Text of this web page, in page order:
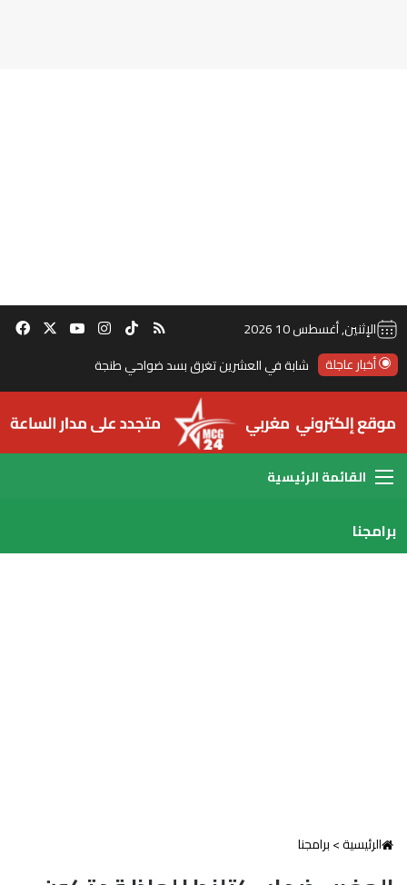
الإثنين, أغسطس 10 2026 ‫YouTubeانستقرام‫TikTok
ملخص الموقع RSS
أخبار عاجلة شابة في العشرين تغرق بسد ضواحي طنجة
القائمة
برامجنا
الرئيسية>برامجنا